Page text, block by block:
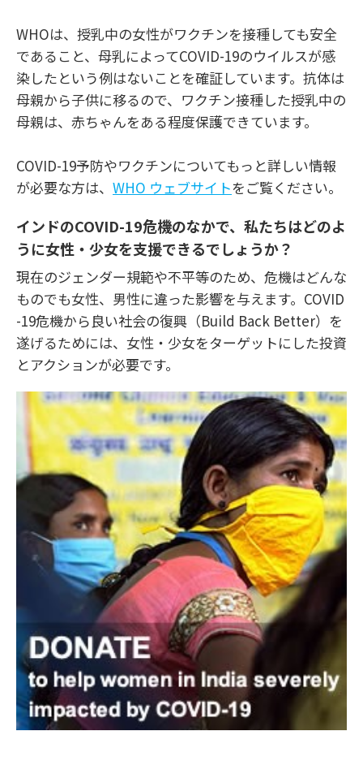
WHOは、授乳中の女性がワクチンを接種しても安全
であること、母乳によってCOVID-19のウイルスが感
染したという例はないことを確証しています。抗体は
母親から子供に移るので、ワクチン接種した授乳中の
母親は、赤ちゃんをある程度保護できています。
COVID-19予防やワクチンについてもっと詳しい情報
が必要な方は、 WHO ウェブサイトをご覧ください。
インドのCOVID-19危機のなかで、私たちはどのよ
うに女性・少女を支援できるでしょうか？
現在のジェンダー規範や不平等のため、危機はどんな
ものでも女性、男性に違った影響を与えます。COVID
-19危機から良い社会の復興（Build Back Better）を
遂げるためには、女性・少女をターゲットにした投資
とアクションが必要です。